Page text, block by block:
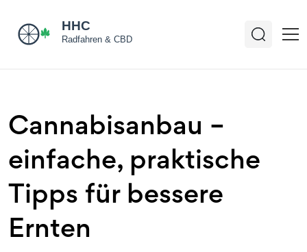
Cannabisanbau –
einfache, praktische
Tipps für bessere
Ernten